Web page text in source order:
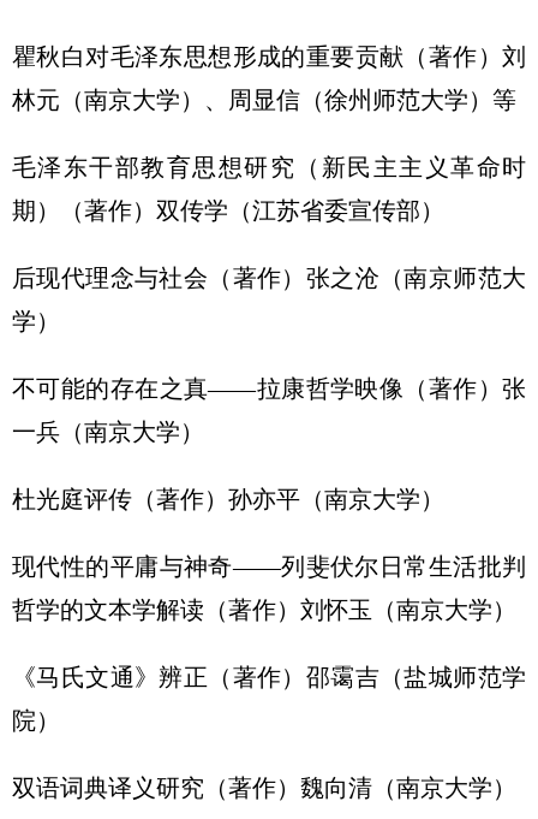
瞿秋白对毛泽东思想形成的重要贡献（著作）刘
林元（南京大学）、周显信（徐州师范大学）等
毛泽东干部教育思想研究（新民主主义革命时
期）（著作）双传学（江苏省委宣传部）
后现代理念与社会（著作）张之沧（南京师范大
学）
不可能的存在之真——拉康哲学映像（著作）张
一兵（南京大学）
杜光庭评传（著作）孙亦平（南京大学）
现代性的平庸与神奇——列斐伏尔日常生活批判
哲学的文本学解读（著作）刘怀玉（南京大学）
《马氏文通》辨正（著作）邵霭吉（盐城师范学
院）
双语词典译义研究（著作）魏向清（南京大学）